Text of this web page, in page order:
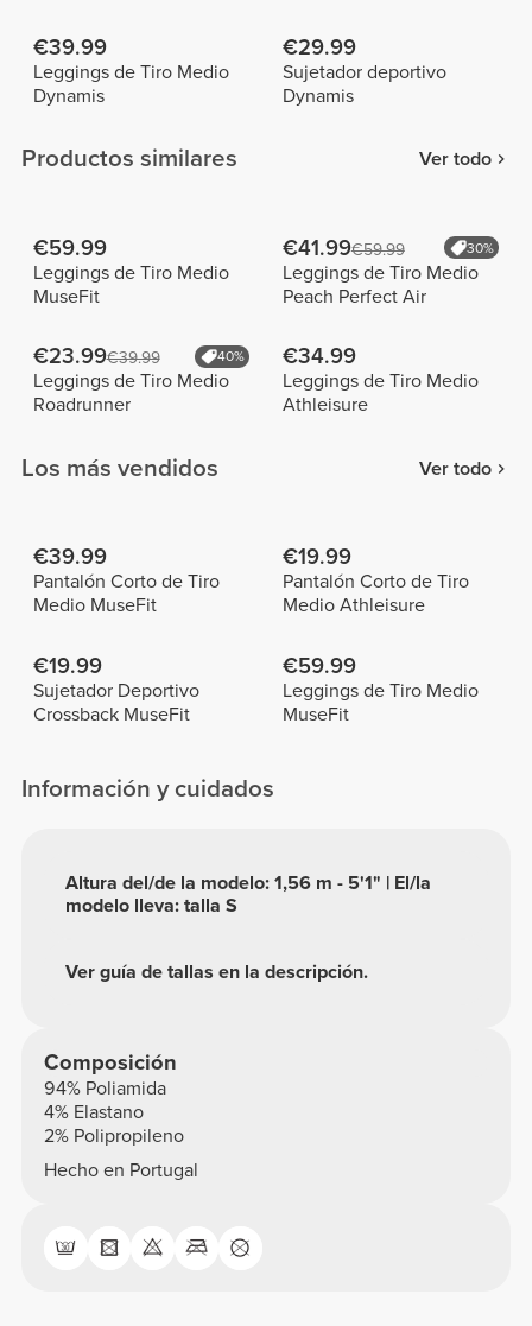
€39.99
Leggings de Tiro Medio
Dynamis
€29.99
Sujetador deportivo
Dynamis
Productos similares Ver todo
€59.99
Leggings de Tiro Medio
MuseFit
€41.99€59.99 30%
Leggings de Tiro Medio
Peach Perfect Air
€23.99€39.99 40%
Leggings de Tiro Medio
Roadrunner
€34.99
Leggings de Tiro Medio
Athleisure
Los más vendidos Ver todo
€39.99
Pantalón Corto de Tiro
Medio MuseFit
€19.99
Pantalón Corto de Tiro
Medio Athleisure
€19.99
Sujetador Deportivo
Crossback MuseFit
€59.99
Leggings de Tiro Medio
MuseFit
Información y cuidados
Ver guía de tallas en la descripción.
Altura del/de la modelo: 1,56 m - 5'1" | El/la
modelo lleva: talla S
Composición
94% Poliamida
4% Elastano
2% Polipropileno
Hecho en Portugal